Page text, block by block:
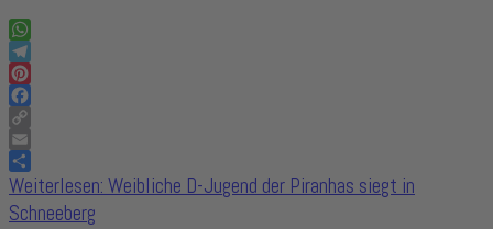
WhatsApp
Telegram
Pinterest
Facebook
Copy
Link
Email
Share
Weiterlesen: Weibliche D-Jugend der Piranhas siegt in
Schneeberg